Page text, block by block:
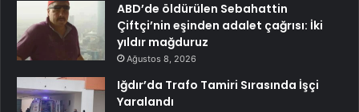
ABD’de öldürülen Sebahattin
Çiftçi’nin eşinden adalet çağrısı: İki
yıldır mağduruz
Ağustos 8, 2026
Iğdır’da Trafo Tamiri Sırasında İşçi
Yaralandı